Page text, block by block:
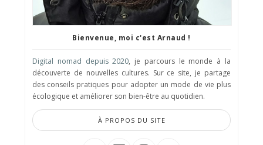
Bienvenue, moi c'est Arnaud !
Digital nomad depuis 2020, je parcours le monde à la
découverte de nouvelles cultures. Sur ce site, je partage
des conseils pratiques pour adopter un mode de vie plus
écologique et améliorer son bien-être au quotidien.
À PROPOS DU SITE